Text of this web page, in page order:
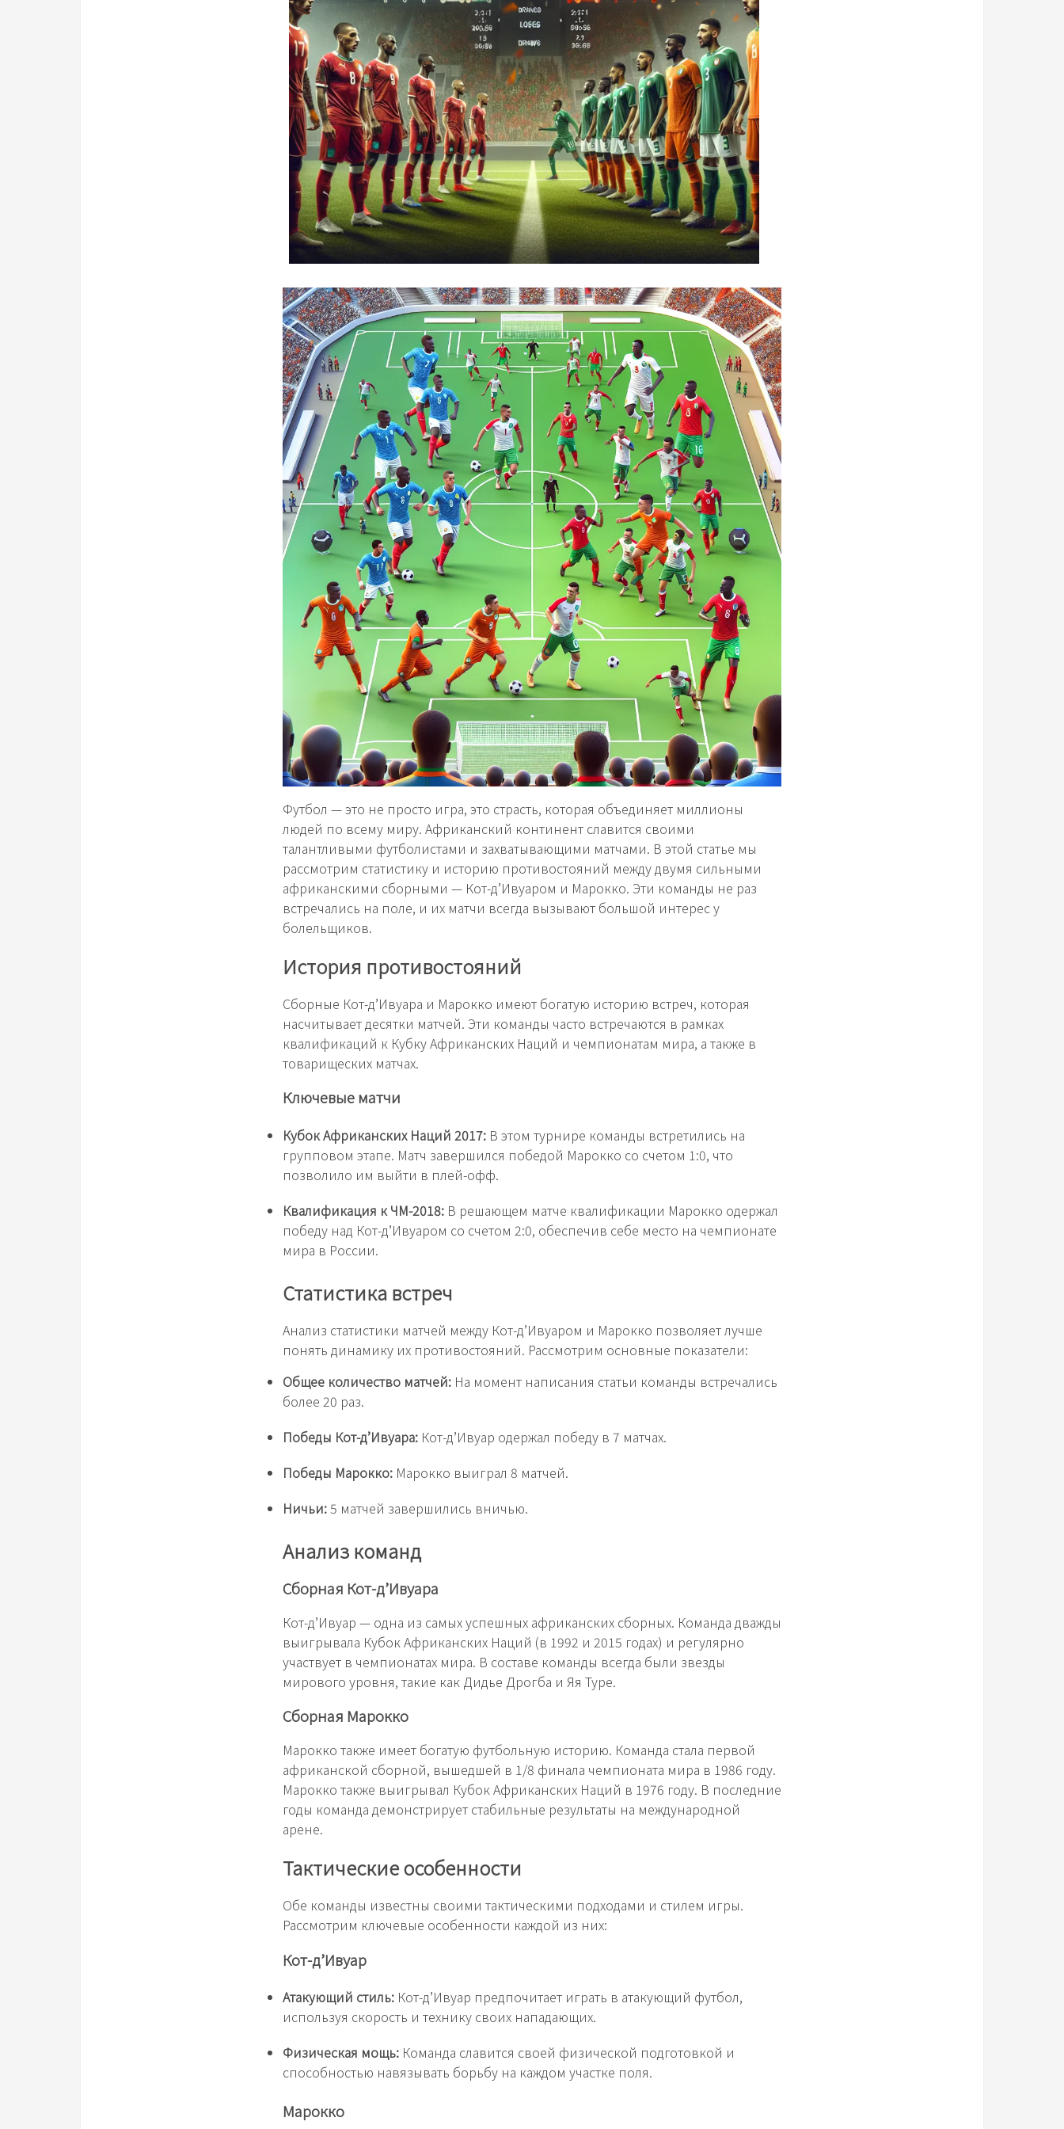
Футбол — это не просто игра, это страсть, которая объединяет миллионы
людей по всему миру. Африканский континент славится своими
талантливыми футболистами и захватывающими матчами. В этой статье мы
рассмотрим статистику и историю противостояний между двумя сильными
африканскими сборными — Кот-д’Ивуаром и Марокко. Эти команды не раз
встречались на поле, и их матчи всегда вызывают большой интерес у
болельщиков.
История противостояний
Сборные Кот-д’Ивуара и Марокко имеют богатую историю встреч, которая
насчитывает десятки матчей. Эти команды часто встречаются в рамках
квалификаций к Кубку Африканских Наций и чемпионатам мира, а также в
товарищеских матчах.
Ключевые матчи
Кубок Африканских Наций 2017: В этом турнире команды встретились на
групповом этапе. Матч завершился победой Марокко со счетом 1:0, что
позволило им выйти в плей-офф.
Квалификация к ЧМ-2018: В решающем матче квалификации Марокко одержал
победу над Кот-д’Ивуаром со счетом 2:0, обеспечив себе место на чемпионате
мира в России.
Статистика встреч
Анализ статистики матчей между Кот-д’Ивуаром и Марокко позволяет лучше
понять динамику их противостояний. Рассмотрим основные показатели:
Общее количество матчей: На момент написания статьи команды встречались
более 20 раз.
Победы Кот-д’Ивуара: Кот-д’Ивуар одержал победу в 7 матчах.
Победы Марокко: Марокко выиграл 8 матчей.
Ничьи:5 матчей завершились вничью.
Анализ команд
Сборная Кот-д’Ивуара
Кот-д’Ивуар — одна из самых успешных африканских сборных. Команда дважды
выигрывала Кубок Африканских Наций (в 1992 и 2015 годах) и регулярно
участвует в чемпионатах мира. В составе команды всегда были звезды
мирового уровня, такие как Дидье Дрогба и Яя Туре.
Сборная Марокко
Марокко также имеет богатую футбольную историю. Команда стала первой
африканской сборной, вышедшей в 1/8 финала чемпионата мира в 1986 году.
Марокко также выигрывал Кубок Африканских Наций в 1976 году. В последние
годы команда демонстрирует стабильные результаты на международной
арене.
Тактические особенности
Обе команды известны своими тактическими подходами и стилем игры.
Рассмотрим ключевые особенности каждой из них:
Кот-д’Ивуар
Атакующий стиль: Кот-д’Ивуар предпочитает играть в атакующий футбол,
используя скорость и технику своих нападающих.
Физическая мощь: Команда славится своей физической подготовкой и
способностью навязывать борьбу на каждом участке поля.
Марокко